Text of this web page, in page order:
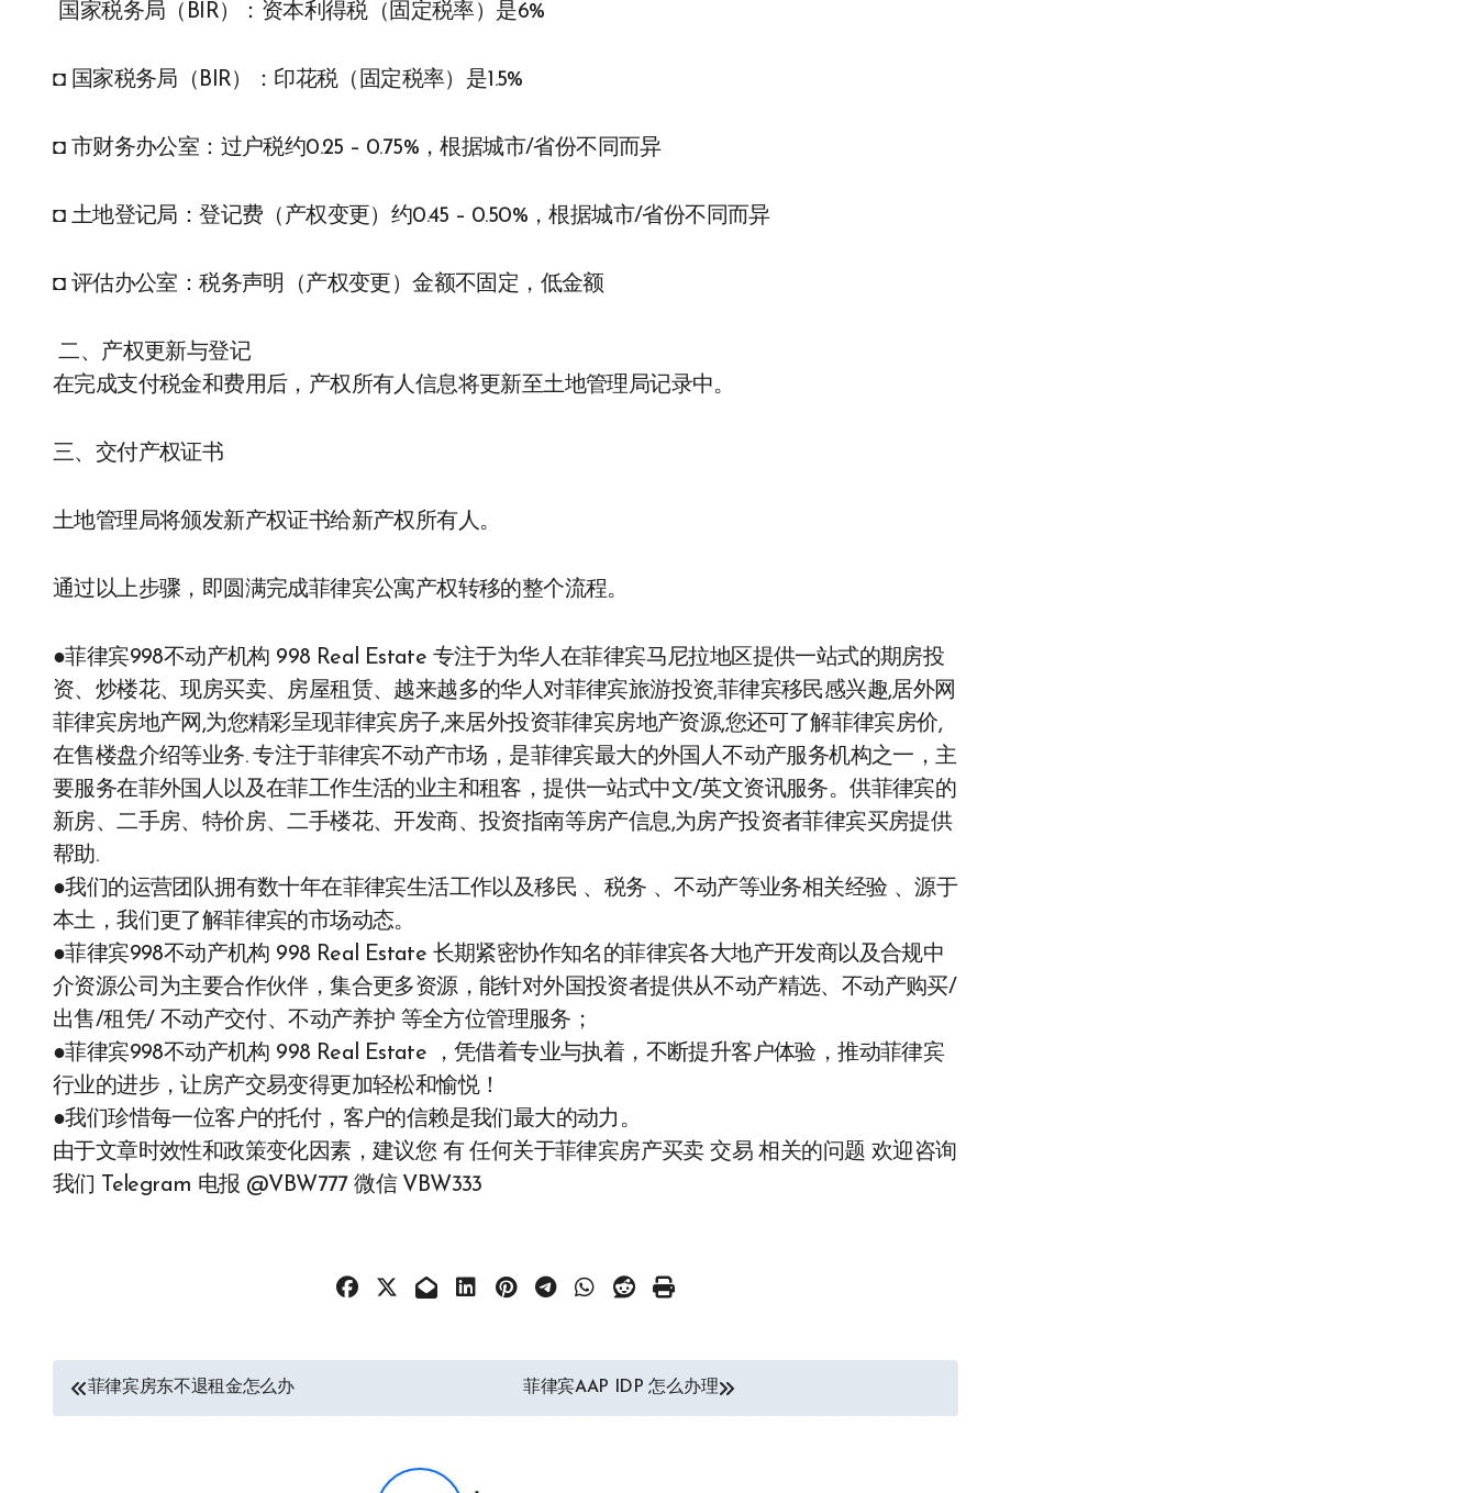
国家税务局（BIR）：资本利得税（固定税率）是6%
◘ 国家税务局（BIR）：印花税（固定税率）是1.5%
◘ 市财务办公室：过户税约0.25 – 0.75%，根据城市/省份不同而异
◘ 土地登记局：登记费（产权变更）约0.45 – 0.50%，根据城市/省份不同而异
◘ 评估办公室：税务声明（产权变更）金额不固定，低金额
二、产权更新与登记
在完成支付税金和费用后，产权所有人信息将更新至土地管理局记录中。
三、交付产权证书
土地管理局将颁发新产权证书给新产权所有人。
通过以上步骤，即圆满完成菲律宾公寓产权转移的整个流程。
●菲律宾998不动产机构 998 Real Estate 专注于为华人在菲律宾马尼拉地区提供一站式的期房投
资、炒楼花、现房买卖、房屋租赁、越来越多的华人对菲律宾旅游投资,菲律宾移民感兴趣,居外网
菲律宾房地产网,为您精彩呈现菲律宾房子,来居外投资菲律宾房地产资源,您还可了解菲律宾房价,
在售楼盘介绍等业务. 专注于菲律宾不动产市场，是菲律宾最大的外国人不动产服务机构之一，主
要服务在菲外国人以及在菲工作生活的业主和租客，提供一站式中文/英文资讯服务。供菲律宾的
新房、二手房、特价房、二手楼花、开发商、投资指南等房产信息,为房产投资者菲律宾买房提供
帮助.
●我们的运营团队拥有数十年在菲律宾生活工作以及移民 、税务 、不动产等业务相关经验 、源于
本土，我们更了解菲律宾的市场动态。
●菲律宾998不动产机构 998 Real Estate 长期紧密协作知名的菲律宾各大地产开发商以及合规中
介资源公司为主要合作伙伴，集合更多资源，能针对外国投资者提供从不动产精选、不动产购买/
出售/租凭/ 不动产交付、不动产养护 等全方位管理服务；
●菲律宾998不动产机构 998 Real Estate ，凭借着专业与执着，不断提升客户体验，推动菲律宾
行业的进步，让房产交易变得更加轻松和愉悦！
●我们珍惜每一位客户的托付，客户的信赖是我们最大的动力。
由于文章时效性和政策变化因素，建议您 有 任何关于菲律宾房产买卖 交易 相关的问题 欢迎咨询
我们 Telegram 电报 @VBW777 微信 VBW333
文菲律宾房东不退租金怎么办 菲律宾AAP IDP 怎么办理